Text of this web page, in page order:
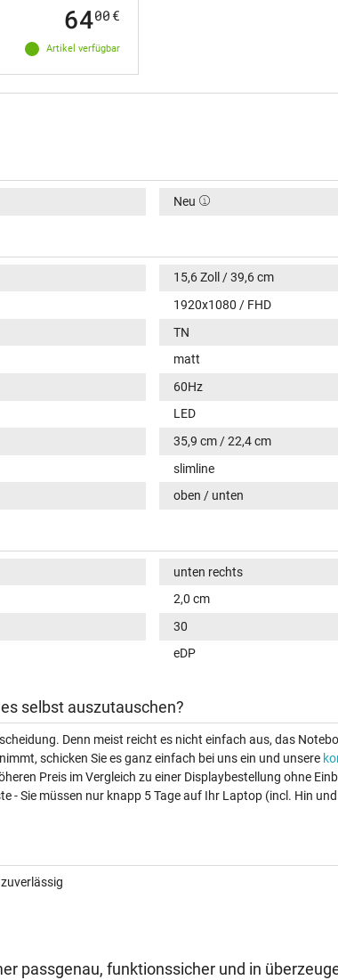
Artikel verfügbar
6400 €
Neu
15,6 Zoll / 39,6 cm
1920x1080 / FHD
TN
matt
60Hz
LED
35,9 cm / 22,4 cm
slimline
oben / unten
unten rechts
2,0 cm
30
eDP
selbst auszutauschen?
Denn meist reicht es nicht einfach aus, das
schicken Sie es ganz einfach bei uns ein und unsere
Preis im Vergleich zu einer Displaybestellung ohne
- Sie müssen nur knapp 5 Tage auf Ihr Laptop (incl. Hin
passgenau, funktionssicher und in